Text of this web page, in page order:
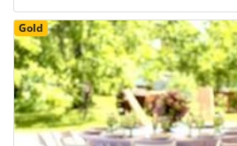
Gold